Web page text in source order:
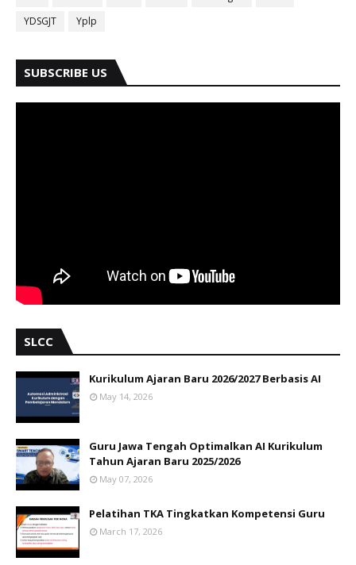
YDSGJT
Yplp
SUBSCRIBE US
SLCC
Kurikulum Ajaran Baru 2026/2027 Berbasis AI
May 14, 2026
Guru Jawa Tengah Optimalkan AI Kurikulum
Tahun Ajaran Baru 2025/2026
May 07, 2026
Pelatihan TKA Tingkatkan Kompetensi Guru
March 17, 2026